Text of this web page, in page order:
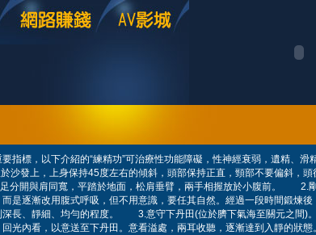
指標，以下介紹的“練精功”可治療性功能障礙，性神經衰弱，遺精、滑
上，上身保持45度左右的傾斜，頭部保持正直，頸部不要偏斜，頭
分開與肩同寬，平踏於地面，松肩垂臂，兩手相握放於小腹前。 2.
是逐漸改用腹式呼吸，但不用意識，要任其自然。經過一段時間鍛煉後
深長、靜細、均勻的程度。 3.意守下丹田(位於臍下氣海至關元之間)
光內看，以意送至下丹田。意看溢處，兩耳收聽，逐漸達到入靜的狀態